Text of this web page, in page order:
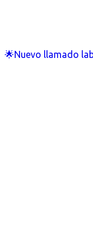
🌟Nuevo llamado